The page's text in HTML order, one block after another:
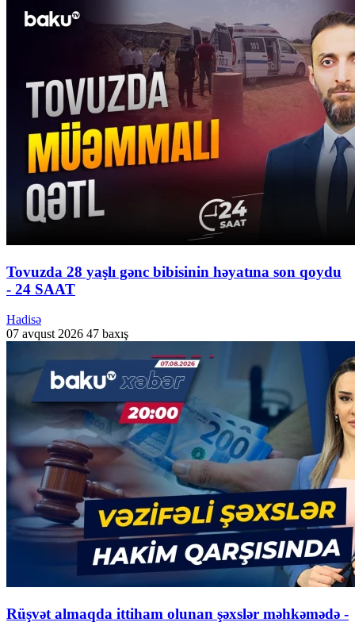
Tovuzda 28 yaşlı gənc bibisinin həyatına son qoydu
- 24 SAAT
Hadisə
07 avqust 2026 47 baxış
Rüşvət almaqda ittiham olunan şəxslər məhkəmədə -